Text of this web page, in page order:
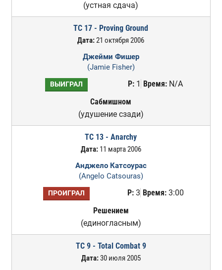
(устная сдача)
TC 17 - Proving Ground
Дата:21 октября 2006
Джейми Фишер
(Jamie Fisher)
ВЫИГРАЛ Р: 1 Время: N/A
Сабмишном
(удушение сзади)
TC 13 - Anarchy
Дата:11 марта 2006
Анджело Катсоурас
(Angelo Catsouras)
ПРОИГРАЛ Р:3 Время:3:00
Решением
(единогласным)
TC 9 - Total Combat 9
Дата:30 июля 2005